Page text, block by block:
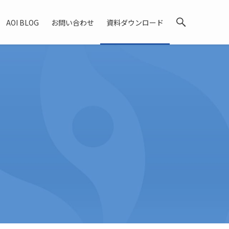
AOI BLOG お問い合わせ 資料ダウンロード